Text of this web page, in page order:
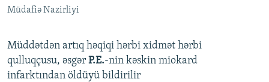
Müdafiə Nazirliyi
Müddətdən artıq həqiqi hərbi xidmət hərbi
qulluqçusu, əsgər P.E.-nin kəskin miokard
infarktından öldüyü bildirilir